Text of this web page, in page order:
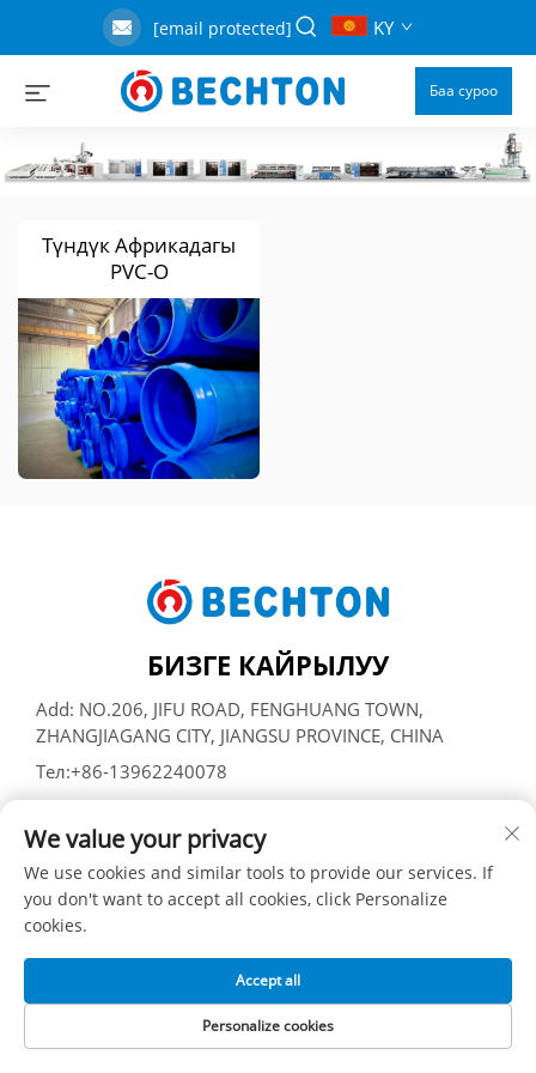
[email protected] KY
Баа суроо
Түндүк Африкадагы
PVC-O
өткөргүчтөрдүн
болушу
БИЗГЕ КАЙРЫЛУУ
Add: NO.206, JIFU ROAD, FENGHUANG TOWN,
ZHANGJIAGANG CITY, JIANGSU PROVINCE, CHINA
Тел:+86-13962240078
Э-почта:[email protected]
Бардык укуктар корголгон © SUZHOU BECHTON PLASTIC
We value your privacy
We use cookies and similar tools to provide our services. If
you don't want to accept all cookies, click Personalize
cookies.
Personalize cookies
Accept all